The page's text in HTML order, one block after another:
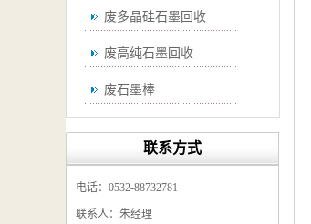
废多晶硅石墨回收
废高纯石墨回收
废石墨棒
废石墨换热器回收
联系方式
电话：0532-88732781
联系人：朱经理